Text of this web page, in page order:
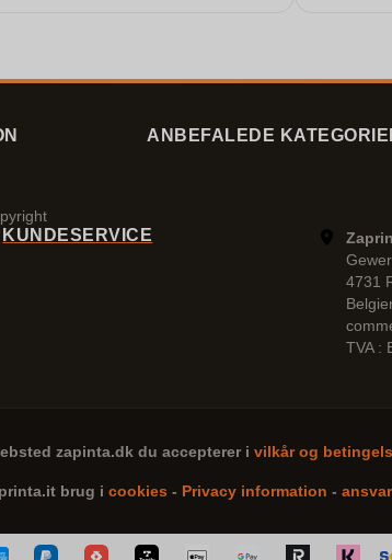
ANBEFALEDE
KUNDESERVICE
4731
TVA :
zapinta.dk du accepterer i vilkår og
brug i cookies - Privacy information -